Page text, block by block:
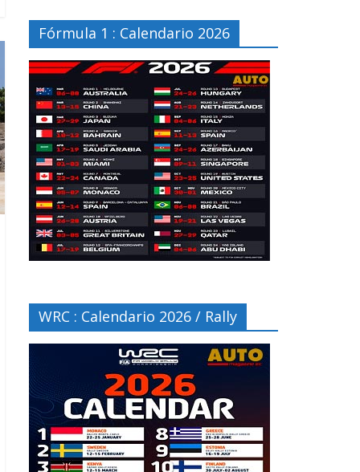
Fórmula 1 : Calendario 2026
WRC : Calendario 2026 / Rally